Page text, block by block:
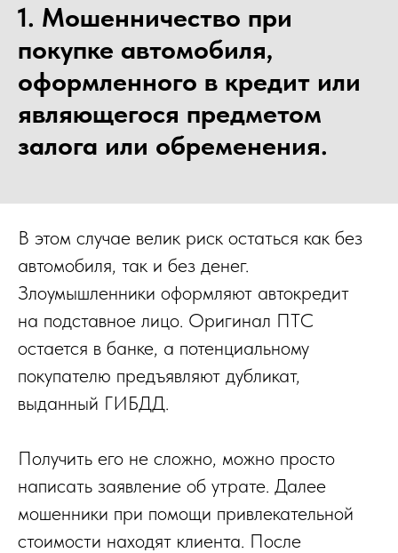
1. Мошенничество при
покупке автомобиля,
оформленного в кредит или
являющегося предметом
залога или обременения.
В этом случае велик риск остаться как без
автомобиля, так и без денег.
Злоумышленники оформляют автокредит
на подставное лицо. Оригинал ПТС
остается в банке, а потенциальному
покупателю предъявляют дубликат,
выданный ГИБДД.
Получить его не сложно, можно просто
написать заявление об утрате. Далее
мошенники при помощи привлекательной
стоимости находят клиента. После